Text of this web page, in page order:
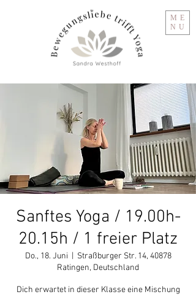
ME
NU
Sanftes Yoga / 19.00h-
20.15h / 1 freier Platz
Do., 18. Juni
Straßburger Str. 14, 40878
Ratingen, Deutschland
Dich erwartet in dieser Klasse eine Mischung